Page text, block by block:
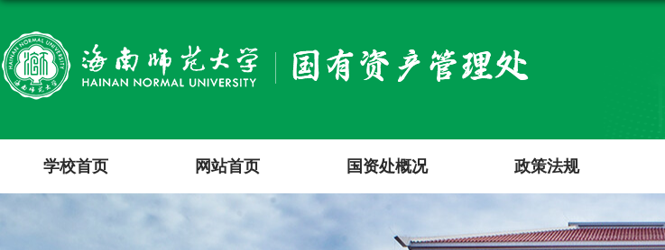
学校首页 网站首页 国资处概况 政策法规